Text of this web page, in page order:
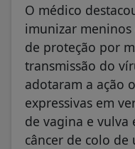
O médico
imunizar
de proteção por
transmissão do
adotaram a ação
expressivas em
de vagina e
câncer de colo de